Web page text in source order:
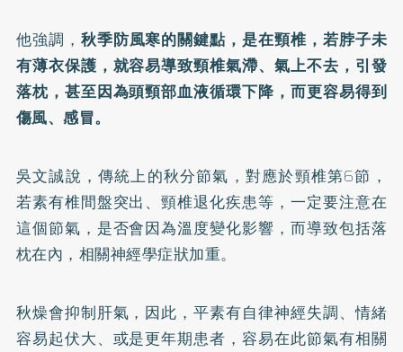
他強調， 秋季防風寒的關鍵點，是在頸椎，若脖子未
有薄衣保護，就容易導致頸椎氣滯、氣上不去，引發
落枕，甚至因為頭頸部血液循環下降，而更容易得到
傷風、感冒。
吳文誠說，傳統上的秋分節氣，對應於頸椎第6節，
若素有椎間盤突出、頸椎退化疾患等，一定要注意在
這個節氣，是否會因為溫度變化影響，而導致包括落
枕在內，相關神經學症狀加重。
秋燥會抑制肝氣，因此，平素有自律神經失調、情緒
容易起伏大、或是更年期患者，容易在此節氣有相關